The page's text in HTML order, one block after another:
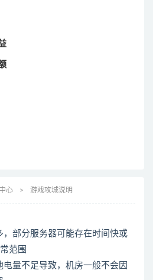
心 游戏攻城说明
，部分服务器可能存在时间快或
范围
量不足导致，机房一般不会因